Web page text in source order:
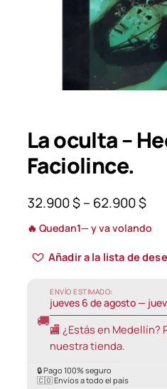
La oculta –
Faciolince.
32.900$– 62.900$P
r
c
r
a
🔥 Quedan1— y va volando
Añadir a la lista de
🚚
ENVÍO ESTIMADO:
jueves 6 de agosto —
🏬 ¿Estás en Medellín?
nuestra tienda.
🔒 Pago 100% seguro
🇨🇴 Envíos a todo el país